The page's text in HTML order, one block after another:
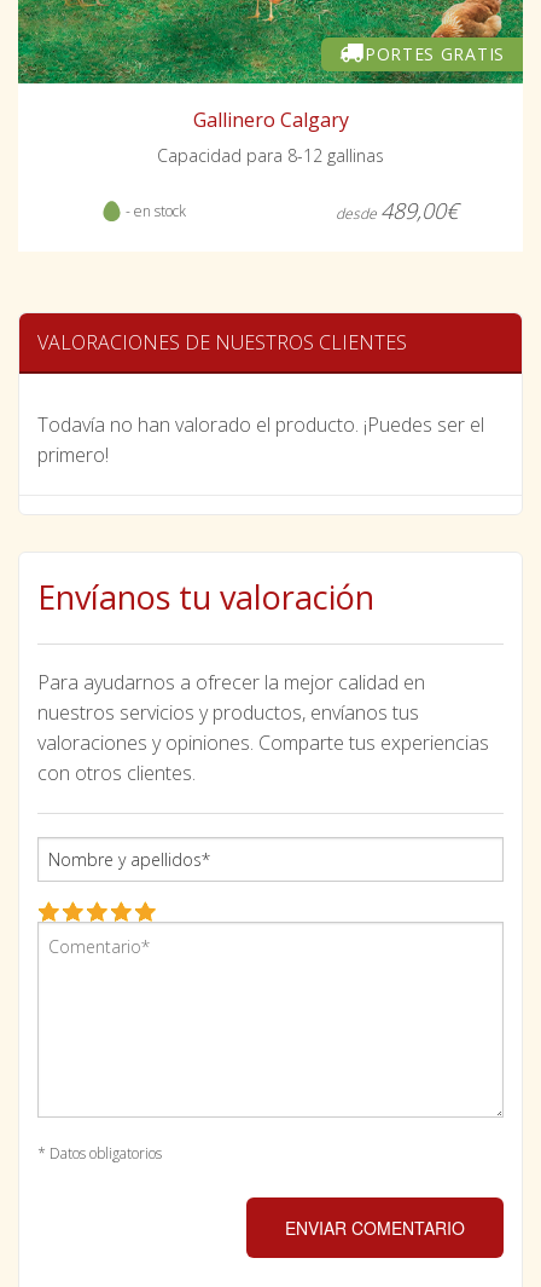
PORTES GRATIS
Gallinero Calgary
Capacidad para 8-12 gallinas
- en stock desde 489,00€
VALORACIONES DE NUESTROS CLIENTES
Todavía no han valorado el producto. ¡Puedes ser el
primero!
Envíanos tu valoración
Para ayudarnos a ofrecer la mejor calidad en
nuestros servicios y productos, envíanos tus
valoraciones y opiniones. Comparte tus experiencias
con otros clientes.
* Datos obligatorios
ENVIAR COMENTARIO